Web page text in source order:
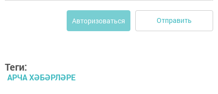
Авторизоваться Отправить
Теги:
АРЧА ХӘБӘРЛӘРЕ